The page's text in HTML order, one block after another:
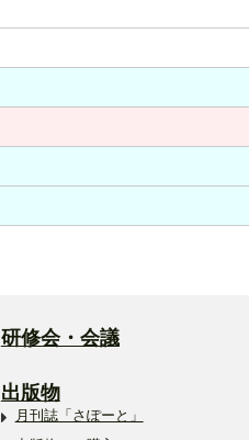
研修会・会議
出版物
月刊誌「さぽーと」